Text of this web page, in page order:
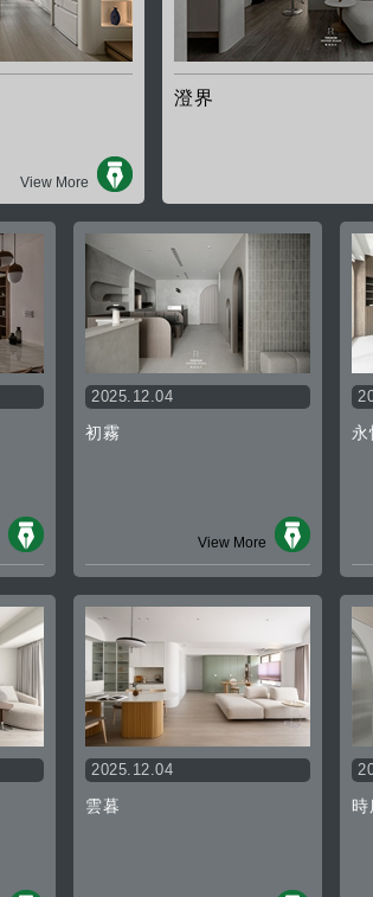
View More
澄界
2025.12.04
初霧
View More
永
2025.12.04
雲暮 時